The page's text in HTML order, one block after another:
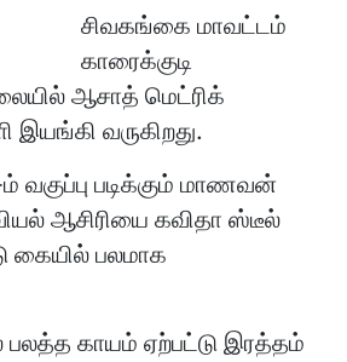
சிவகங்கை மாவட்டம்
காரைக்குடி
ஆசாத் மெட்ரிக்
இயங்கி வருகிறது.
வகுப்பு படிக்கும் மாணவன்
ஆசிரியை கவிதா ஸ்டீல்
பலமாக
பலத்த காயம் ஏற்பட்டு இரத்தம்